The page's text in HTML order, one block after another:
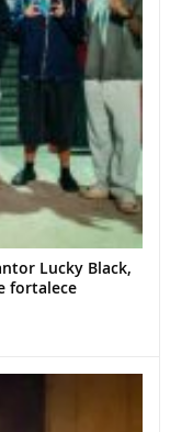
Lucky Black,
fortalece